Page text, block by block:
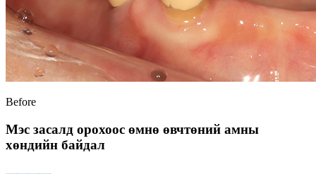
Before
Мэс засалд орохоос өмнө өвчтөний амны
хөндийн байдал